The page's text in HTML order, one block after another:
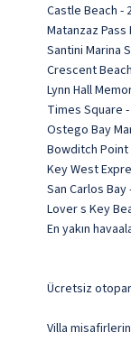
Castle Beach -
Matanzaz Pass
Santini Marina
Crescent
Lynn Hall
Times Square
Ostego Bay
Bowditch Point
Key West
San Carlos
Lover s Key
En yakın
Ücretsiz
Villa